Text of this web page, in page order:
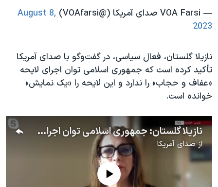
— VOA Farsi صدای آمریکا (@VOAfarsi)
August 8,
2023
نازیلا گلستان، فعال سیاسی، در گفت‌وگو با صدای آمریکا
تأکید کرده است که جمهوری اسلامی توان اجرای لایحه
«عفاف و حجاب» را ندارد و این لایحه را «یک نمایش»
خوانده است.
نازیلا گلستان: جمهوری اسلامی توان اجرای لایحه «حجاب و عفاف» را ندارد؛ یک نمایش است
ازصدای آمریکا
No media source currently available